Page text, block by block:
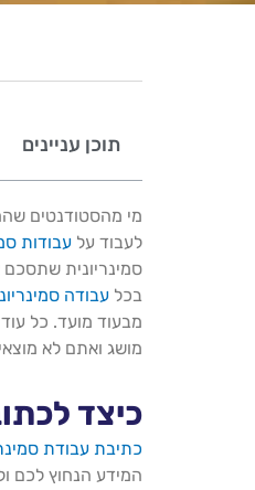
תוכן עניינים
מי מהסטודנטים
לעבוד על עבודות
סמינריונית
בכל עבודה
מבעוד מועד. כל
מושג ואתם לא
כיצד
כתיבת עבודת
המידע הנחוץ לכם